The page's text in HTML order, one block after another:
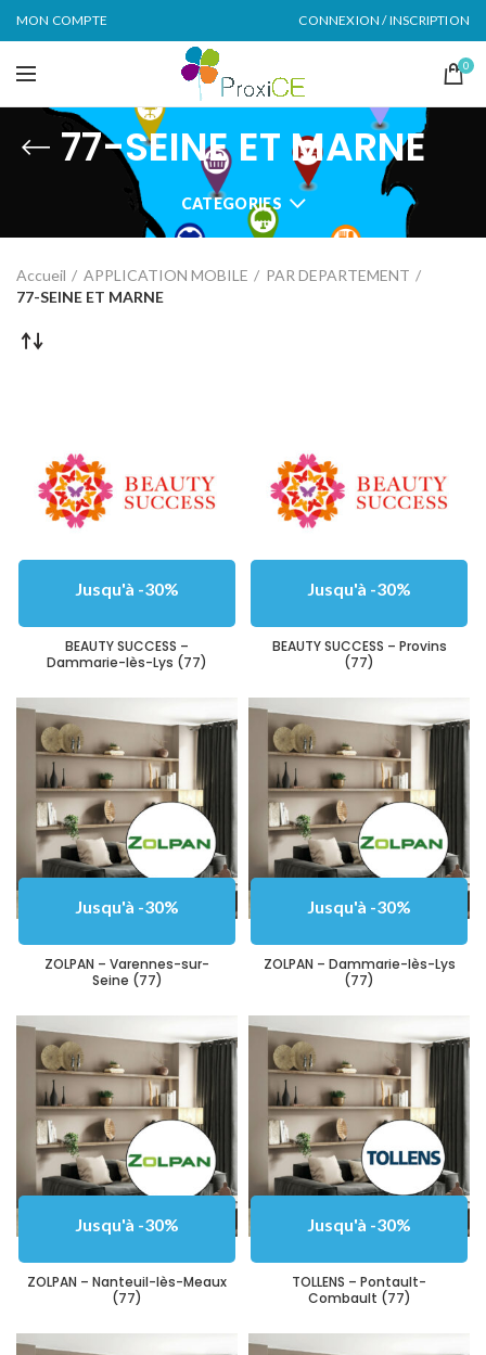
MON COMPTE CONNEXION / INSCRIPTION
0
77-SEINE ET MARNE
CATEGORIES
Accueil APPLICATION MOBILE
PAR DEPARTEMENT
77-SEINE ET MARNE
Jusqu'à -30%
BEAUTY SUCCESS –
Dammarie-lès-Lys (77)
Jusqu'à -30%
BEAUTY SUCCESS – Provins
(77)
Jusqu'à -30%
ZOLPAN – Varennes-sur-
Seine (77)
Jusqu'à -30%
ZOLPAN – Dammarie-lès-Lys
(77)
Jusqu'à -30%
ZOLPAN – Nanteuil-lès-Meaux
(77)
Jusqu'à -30%
TOLLENS – Pontault-
Combault (77)